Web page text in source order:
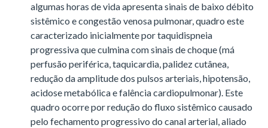
algumas horas de vida apresenta sinais de baixo débito
sistêmico e congestão venosa pulmonar, quadro este
caracterizado inicialmente por taquidispneia
progressiva que culmina com sinais de choque (má
perfusão periférica, taquicardia, palidez cutânea,
redução da amplitude dos pulsos arteriais, hipotensão,
acidose metabólica e falência cardiopulmonar). Este
quadro ocorre por redução do fluxo sistêmico causado
pelo fechamento progressivo do canal arterial, aliado